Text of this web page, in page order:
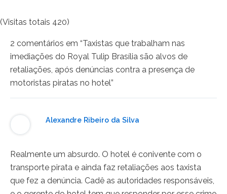
(Visitas totais 420)
2 comentários em “Taxistas que trabalham nas
imediações do Royal Tulip Brasília são alvos de
retaliações, após denúncias contra a presença de
motoristas piratas no hotel”
Alexandre Ribeiro da Silva
Realmente um absurdo. O hotel é conivente com o
transporte pirata e ainda faz retaliações aos taxista
que fez a denúncia. Cadê as autoridades responsáveis,